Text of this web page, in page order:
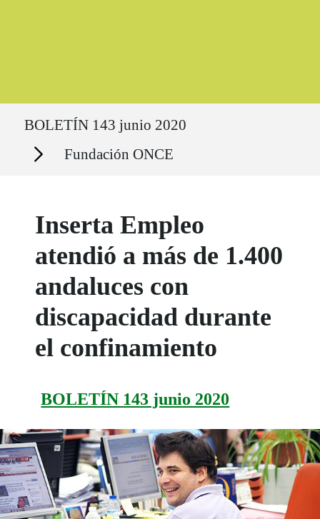
BOLETÍN 143 junio 2020
Secciones Fundación ONCE
Inserta Empleo
atendió a más de 1.400
andaluces con
discapacidad durante
el confinamiento
BOLETÍN 143 junio 2020